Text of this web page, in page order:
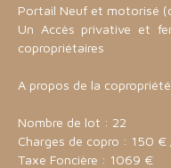
Portail Neuf et motorisé
Un Accès privative et
copropriétaires
A propos de la
Nombre de lot : 22
Charges de copro : 150
Taxe Foncière : 1069 €